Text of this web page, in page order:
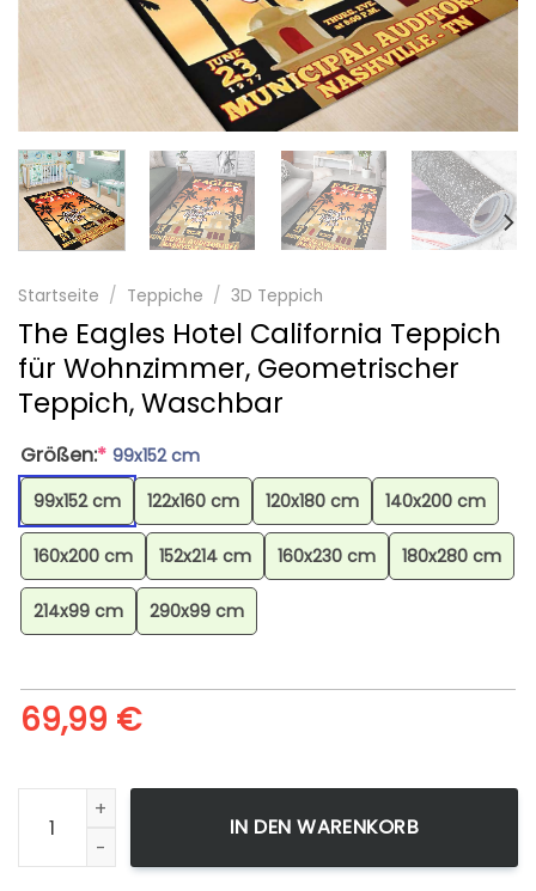
Startseite / Teppiche / 3D Teppich
The Eagles Hotel California Teppich
für Wohnzimmer, Geometrischer
Teppich, Waschbar
Größen:* 99x152 cm
99x152 cm
122x160 cm 120x180 cm 140x200 cm
160x200 cm 152x214 cm 160x230 cm 180x280 cm
214x99 cm 290x99 cm
69,99 €
The Eagles Hotel California Teppich für Wohnzimmer,
IN DEN WARENKORB